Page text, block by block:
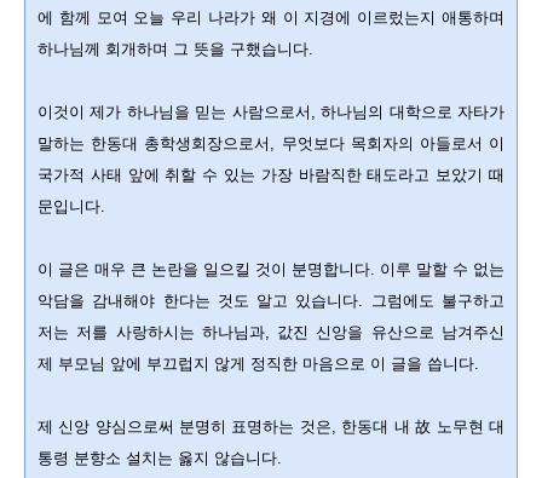
에 함께 모여 오늘 우리 나라가 왜 이 지경에 이르렀는지 애통하며
하나님께 회개하며 그 뜻을 구했습니다.
이것이 제가 하나님을 믿는 사람으로서, 하나님의 대학으로 자타가
말하는 한동대 총학생회장으로서, 무엇보다 목회자의 아들로서 이
국가적 사태 앞에 취할 수 있는 가장 바람직한 태도라고 보았기 때
문입니다.
이 글은 매우 큰 논란을 일으킬 것이 분명합니다. 이루 말할 수 없는
악담을 감내해야 한다는 것도 알고 있습니다. 그럼에도 불구하고
저는 저를 사랑하시는 하나님과, 값진 신앙을 유산으로 남겨주신
제 부모님 앞에 부끄럽지 않게 정직한 마음으로 이 글을 씁니다.
제 신앙 양심으로써 분명히 표명하는 것은, 한동대 내 故 노무현 대
통령 분향소 설치는 옳지 않습니다.